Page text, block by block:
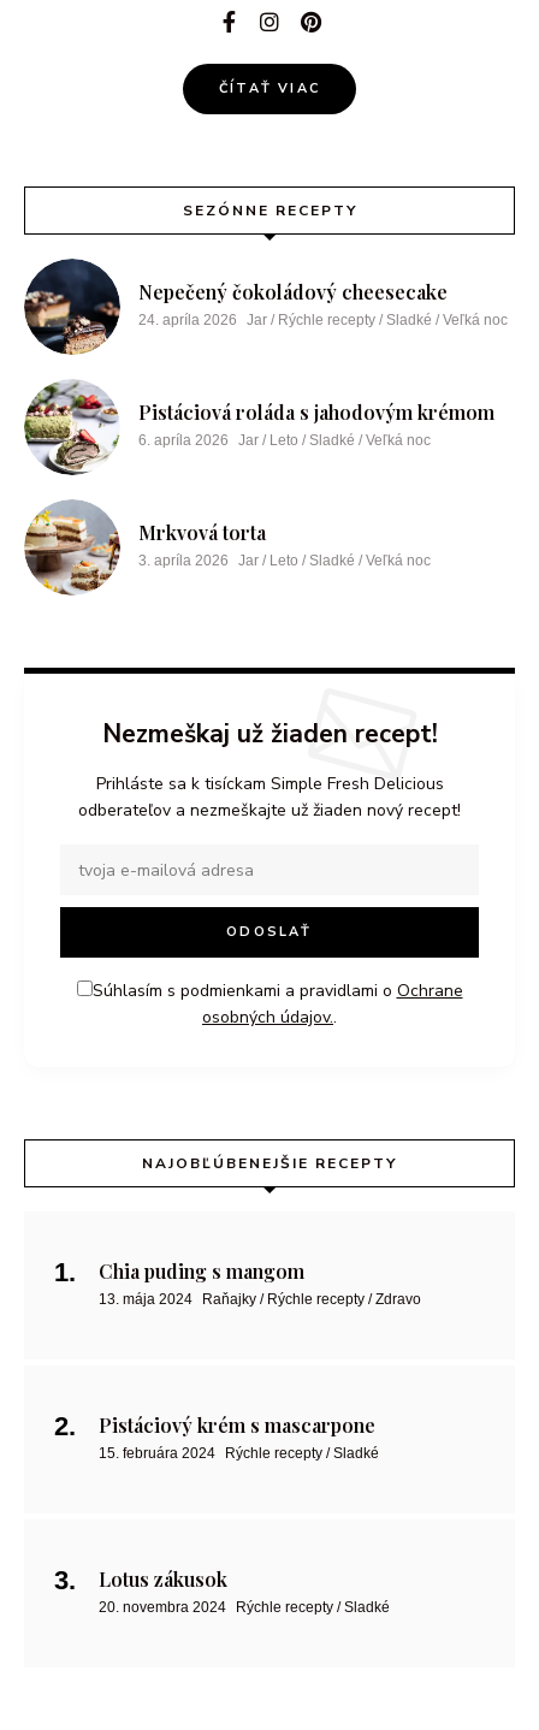
ČÍTAŤ VIAC
SEZÓNNE RECEPTY
Nepečený čokoládový cheesecake
24. apríla 2026 Jar / Rýchle recepty / Sladké / Veľká noc
Pistáciová roláda s jahodovým krémom
6. apríla 2026 Jar / Leto / Sladké / Veľká noc
Mrkvová torta
3. apríla 2026 Jar / Leto / Sladké / Veľká noc
Nezmeškaj už žiaden recept!
Prihláste sa k tisíckam Simple Fresh Delicious
odberateľov a nezmeškajte už žiaden nový recept!
Súhlasím s podmienkami a pravidlami o Ochrane
osobných údajov..
NAJOBĽÚBENEJŠIE RECEPTY
Chia puding s mangom
13. mája 2024 Raňajky / Rýchle recepty / Zdravo
Pistáciový krém s mascarpone
15. februára 2024 Rýchle recepty / Sladké
Lotus zákusok
20. novembra 2024 Rýchle recepty / Sladké